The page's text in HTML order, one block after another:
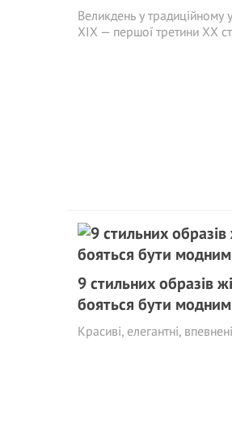
Великдень у традиційному
ХІХ — першої третини ХХ
9 стильних образів
бояться бути
Красиві, елегантні,